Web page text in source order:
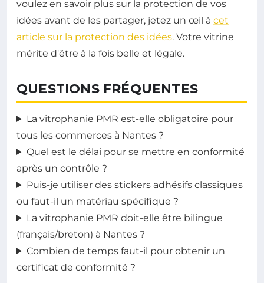
voulez en savoir plus sur la protection de vos
idées avant de les partager, jetez un œil à cet
article sur la protection des idées. Votre vitrine
mérite d'être à la fois belle et légale.
QUESTIONS FRÉQUENTES
La vitrophanie PMR est-elle obligatoire pour
tous les commerces à Nantes ?
Quel est le délai pour se mettre en conformité
après un contrôle ?
Puis-je utiliser des stickers adhésifs classiques
ou faut-il un matériau spécifique ?
La vitrophanie PMR doit-elle être bilingue
(français/breton) à Nantes ?
Combien de temps faut-il pour obtenir un
certificat de conformité ?